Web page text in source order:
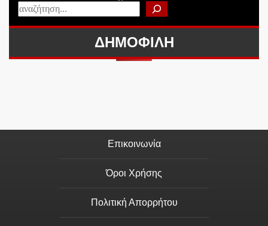
ΔΗΜΟΦΙΛΗ
Επικοινωνία
Όροι Χρήσης
Πολιτική Απορρήτου